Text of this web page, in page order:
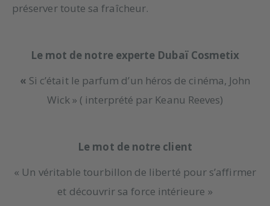
préserver toute sa fraîcheur.
Le mot de notre experte Dubaï Cosmetix
« Si c’était le parfum d’un héros de cinéma, John
Wick » ( interprété par Keanu Reeves)
Le mot de notre client
« Un véritable tourbillon de liberté pour s’affirmer
et découvrir sa force intérieure »